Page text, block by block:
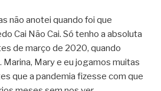
não anotei quando foi que
Cai Não Cai. Só tenho a absoluta
de março de 2020, quando
Marina, Mary e eu jogamos muitas
que a pandemia fizesse com que